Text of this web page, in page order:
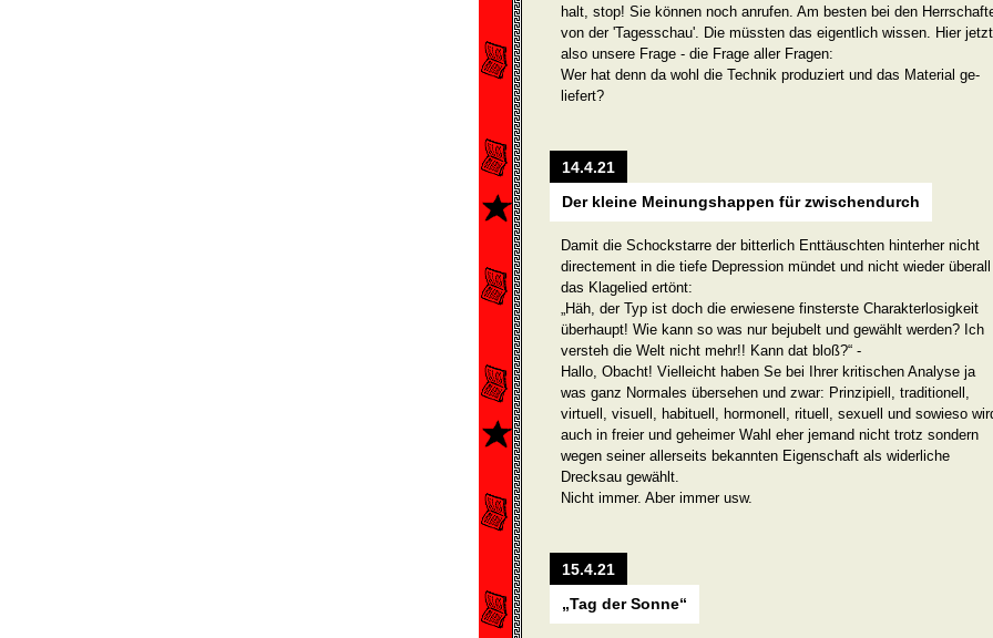
halt, stop! Sie können noch anrufen. Am besten bei den
von der 'Tagesschau'. Die müssten das eigentlich wissen. Hier jetzt
also unsere Frage - die Frage aller Fragen:
Wer hat denn da wohl die Technik produziert und das Material ge­
liefert?
14.4.21
Der kleine Meinungshappen für zwischendurch
Damit die Schockstarre der bitterlich Enttäuschten hinterher nicht
directement in die tiefe Depression mündet und nicht wieder über­all
das Klagelied ertönt:
„Häh, der Typ ist doch die erwiesene finsterste Charakterlosigkeit
überhaupt! Wie kann so was nur bejubelt und gewählt werden? Ich
versteh die Welt nicht mehr!! Kann dat bloß?“ -
Hallo, Obacht! Vielleicht haben Se bei Ihrer kritischen Analyse ja
was ganz Nor­males übersehen und zwar: Prinzipiell, traditionell,
virtuell, visuell, habituell, hormonell, rituell, sexuell und sowieso
auch in freier und geheimer Wahl eher jemand nicht trotz son­dern
wegen seiner allerseits bekannten Eigenschaft als widerliche
Drecksau gewählt.
Nicht immer. Aber immer usw.
15.4.21
„Tag der Sonne“